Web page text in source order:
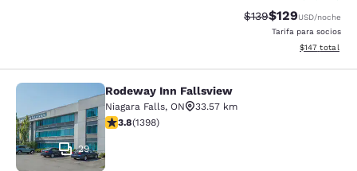
Tarifa tachada:
$139Tarifa reducida:
$129USD/noche
Tarifa para socios
Ver detalles
$147 total
Rodeway Inn Fallsview
29
Rodeway Inn Fallsview
Niagara Falls, ON
33.57 km
Calificación de 3.84 estrellas. Bueno. 1398 reseñas
3.8(1398)